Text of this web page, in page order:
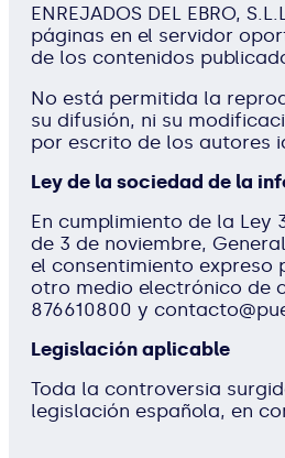
ENREJADOS DEL EBRO,
páginas en el servidor
de los contenidos
No está permitida la
su difusión, ni su
por escrito de los autores
Ley de la sociedad de la
En cumplimiento de la Ley
de 3 de noviembre,
el consentimiento expreso
otro medio electrónico de
876610800 y
Legislación aplicable
Toda la controversia
legislación española, en